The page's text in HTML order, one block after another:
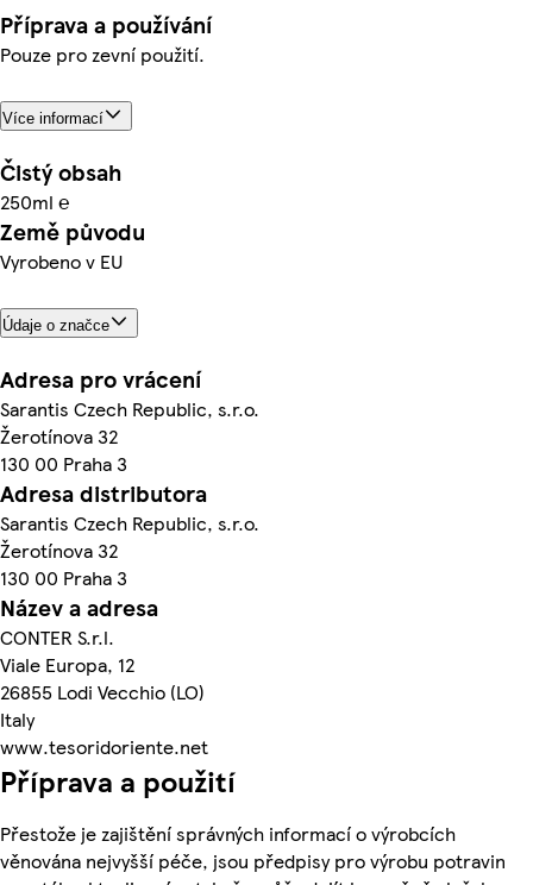
Příprava a používání
Pouze pro zevní použití.
Více informací
Čistý obsah
250ml ℮
Země původu
Vyrobeno v EU
Údaje o značce
Adresa pro vrácení
Sarantis Czech Republic, s.r.o.
Žerotínova 32
130 00 Praha 3
Adresa distributora
Sarantis Czech Republic, s.r.o.
Žerotínova 32
130 00 Praha 3
Název a adresa
CONTER S.r.l.
Viale Europa, 12
26855 Lodi Vecchio (LO)
Italy
www.tesoridoriente.net
Příprava a použití
Přestože je zajištění správných informací o výrobcích
věnována nejvyšší péče, jsou předpisy pro výrobu potravin